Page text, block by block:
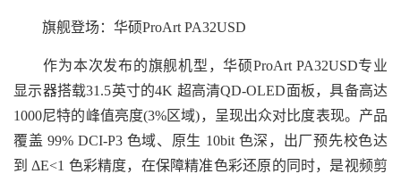
旗舰登场：华硕ProArt PA32USD
作为本次发布的旗舰机型，华硕ProArt PA32USD专业
显示器搭载31.5英寸的4K 超高清QD-OLED面板，具备高达
1000尼特的峰值亮度(3%区域)，呈现出众对比度表现。产品
覆盖 99% DCI-P3 色域、原生 10bit 色深，出厂预先校色达
到 ΔE<1 色彩精度，在保障精准色彩还原的同时，是视频剪